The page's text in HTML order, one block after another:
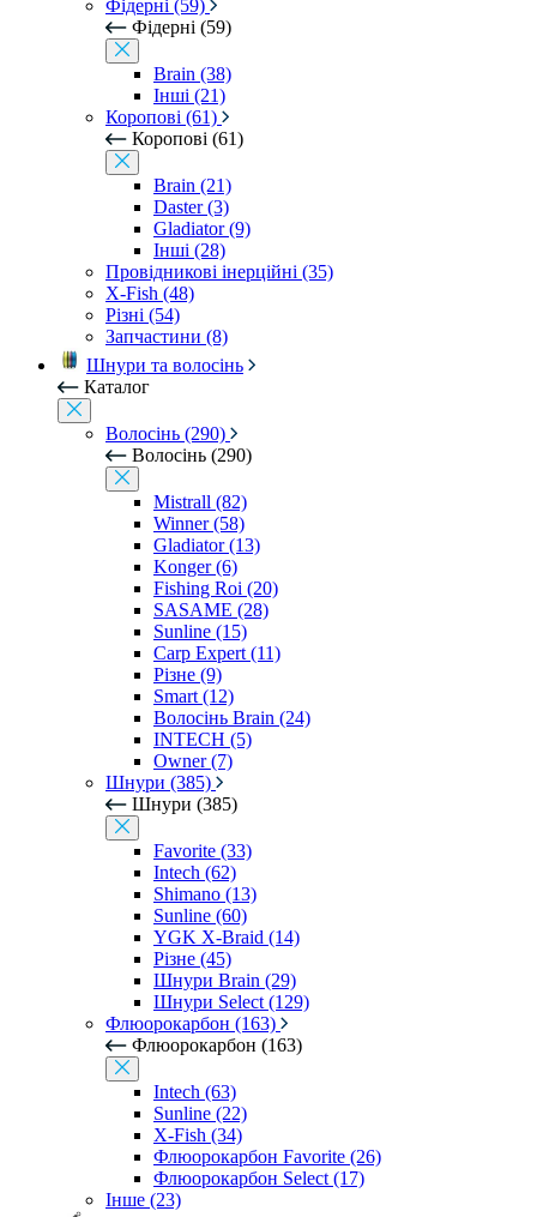
Фідерні (59)
Фідерні (59)
Brain (38)
Інші (21)
Коропові (61)
Коропові (61)
Brain (21)
Daster (3)
Gladiator (9)
Інші (28)
Провідникові інерційні (35)
X-Fish (48)
Різні (54)
Запчастини (8)
Шнури та волосінь
Каталог
Волосінь (290)
Волосінь (290)
Mistrall (82)
Winner (58)
Gladiator (13)
Konger (6)
Fishing Roi (20)
SASAME (28)
Sunline (15)
Carp Expert (11)
Різне (9)
Smart (12)
Волосінь Brain (24)
INTECH (5)
Owner (7)
Шнури (385)
Шнури (385)
Favorite (33)
Intech (62)
Shimano (13)
Sunline (60)
YGK X-Braid (14)
Різне (45)
Шнури Brain (29)
Шнури Select (129)
Флюорокарбон (163)
Флюорокарбон (163)
Intech (63)
Sunline (22)
X-Fish (34)
Флюорокарбон Favorite (26)
Флюорокарбон Select (17)
Інше (23)